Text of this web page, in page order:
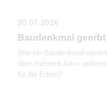
30.07.2026
Baudenkmal geerbt
Wer ein Baudenkmal
über mehrere Jahre
für die Erben?